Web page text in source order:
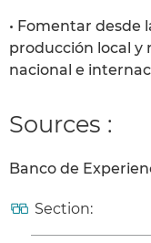
• Fomentar desde
producción local y
nacional e
Sources :
Banco de
Section: